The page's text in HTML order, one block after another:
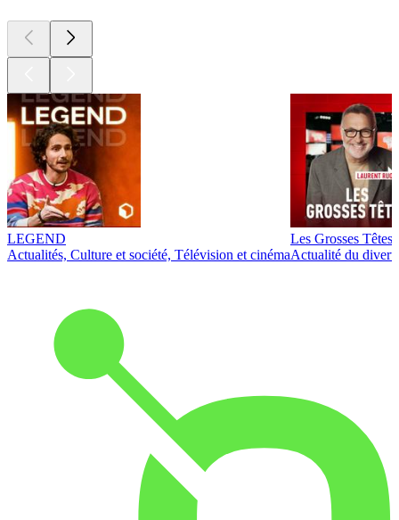
LEGEND
Actualités, Culture et société, Télévision et cinéma
Les Grosses Têtes
Actualité du